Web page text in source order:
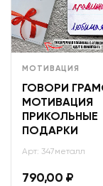
МОТИВАЦИЯ
ГОВОРИ
МОТИВАЦИЯ
ПРИКОЛЬНЫЕ
ПОДАРКИ
Арт: 347металл
790,00 ₽